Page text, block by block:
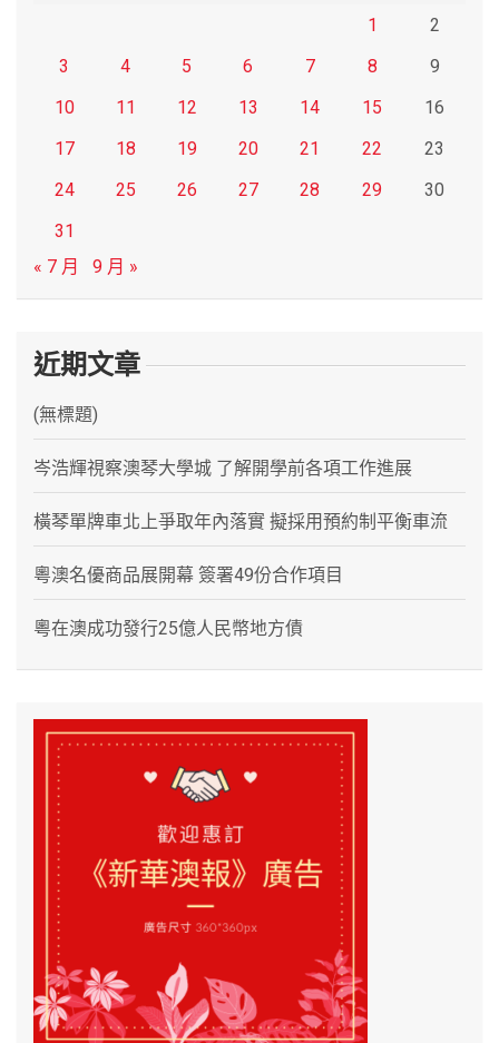
1
2
3
4 5 6 7 8
9
10
11 12 13 14 15
16
17
18 19 20 21 22
23
24
25 26 27 28 29
30
31
« 7 月
9 月 »
近期文章
(無標題)
岑浩輝視察澳琴大學城 了解開學前各項工作進展
橫琴單牌車北上爭取年內落實 擬採用預約制平衡車流
粵澳名優商品展開幕 簽署49份合作項目
粵在澳成功發行25億人民幣地方債